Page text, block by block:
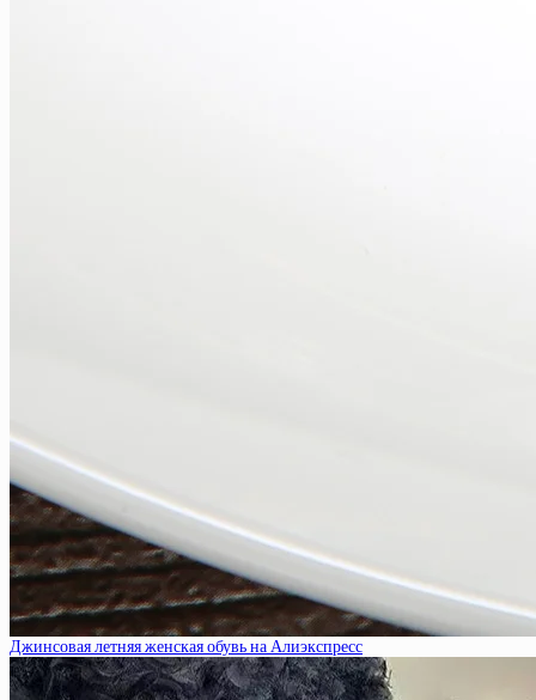
Джинсовая летняя женская обувь на Алиэкспресс